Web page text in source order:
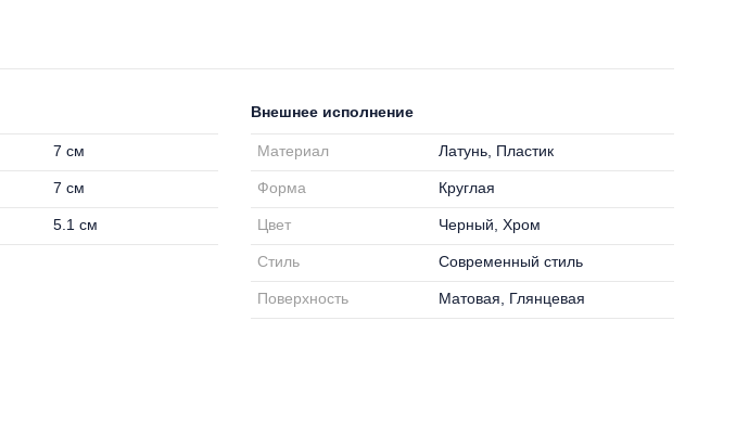
7 см
7 см
5.1 см
Внешнее исполнение
Материал Латунь, Пластик
Форма Круглая
Цвет Черный, Хром
Стиль Современный стиль
Поверхность Матовая, Глянцевая